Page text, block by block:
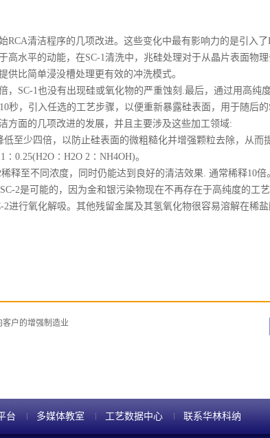
RCA清洁程序的几项改进。这些变化中最有影响力的是引入
高水平的动能，在SC-1清洗中，兆硅处理对于从晶片表面物
供比简单浸没槽处理更有效的冲洗模式。
，SC-1也没有出现硅或氧化物的严重蚀刻.最后，通过用高纯
秒，引入任选的工艺步骤，以便重新暴露硅表面，用于随后的
方面的几项改进的发展，并且主要涉及这些加工领域:
低至少四倍，以防止硅表面的微粗糙化并增强颗粒去除，从而
2∶NH4OH)。
释至不同浓度，同时仍能达到良好的清洁效果. 通常稀释10倍
2是可能的，因为金和银污染物现在不再存在于高纯度的工艺
进行氧化解吸。其他残留金属及其氢氧化物很容易溶解在稀盐
户的增强制造业
台 多媒体教室 工艺数据中心 联系华林科纳